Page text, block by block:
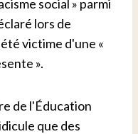
social » parmi
lors de
victime d'une «
».
de l'Éducation
que des